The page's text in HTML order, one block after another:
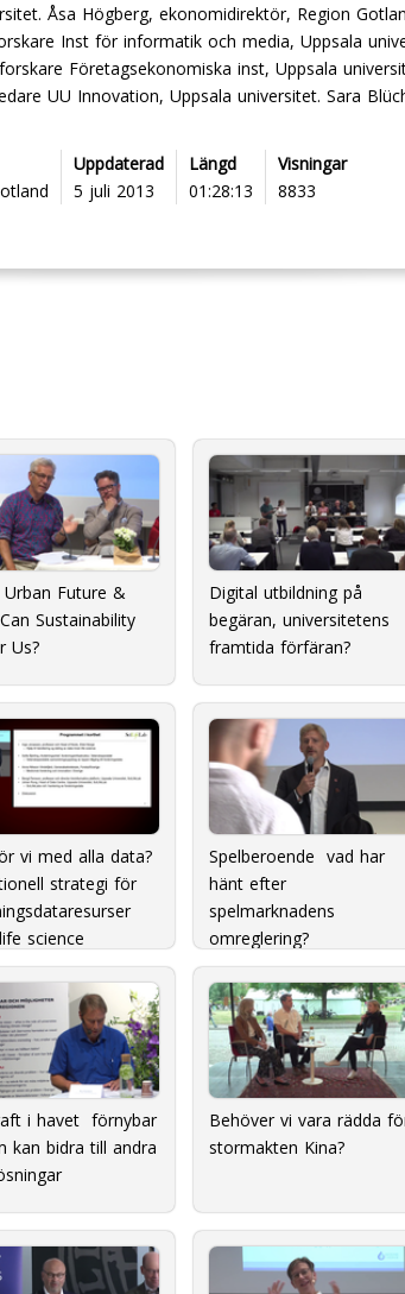
Åsa Högberg, ekonomidirektör, Region
Inst för informatik och media, Uppsala
Företagsekonomiska inst, Uppsala
UU Innovation, Uppsala universitet. Sara
Uppdaterad
5 juli 2013
Längd
01:28:13
Visningar
8833
Urban Future &
Sustainability
Us?
Digital utbildning på
begäran, universitetens
framtida förfäran?
vi med alla data?
strategi för
science
Spelberoende  vad har
hänt efter
spelmarknadens
omreglering?
i havet  förnybar
kan bidra till andra
Behöver vi vara rädda
stormakten Kina?